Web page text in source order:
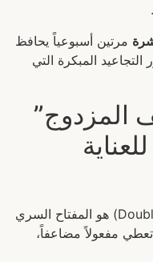
مرتين أسبوعياً يحافظ
المبكرة التي
المزدوج”
يعتبر التنظيف المزدوج (Double Cleansing) هو المفتاح السري
تعطي مفعولاً مضاعفاً،